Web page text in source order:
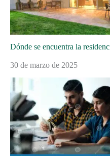
Dónde se encuentra la
30 de marzo de 2025